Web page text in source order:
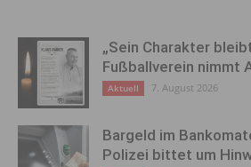
„Sein Charakter
Fußballverein nimmt
Aktuell 7. August 2026
Bargeld im
Polizei bittet um